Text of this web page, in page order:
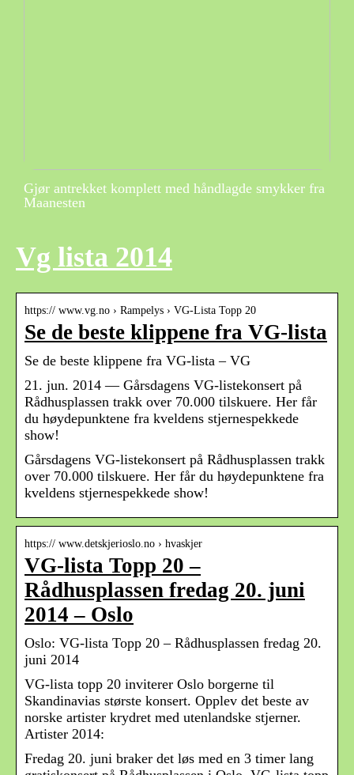
Gjør antrekket komplett med håndlagde smykker fra
Maanesten
Vg lista 2014
https:// www.vg.no › Rampelys › VG-Lista Topp 20
Se de beste klippene fra VG-lista
Se de beste klippene fra VG-lista – VG
21. jun. 2014 — Gårsdagens VG-listekonsert på
Rådhusplassen trakk over 70.000 tilskuere. Her får
du høydepunktene fra kveldens stjernespekkede
show!
Gårsdagens VG-listekonsert på Rådhusplassen trakk
over 70.000 tilskuere. Her får du høydepunktene fra
kveldens stjernespekkede show!
https:// www.detskjerioslo.no › hvaskjer
VG-lista Topp 20 –
Rådhusplassen fredag 20. juni
2014 – Oslo
Oslo: VG-lista Topp 20 – Rådhusplassen fredag 20.
juni 2014
VG-lista topp 20 inviterer Oslo borgerne til
Skandinavias største konsert. Opplev det beste av
norske artister krydret med utenlandske stjerner.
Artister 2014:
Fredag 20. juni braker det løs med en 3 timer lang